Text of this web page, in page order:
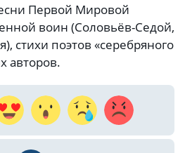
Первой Мировой
воин (Соловьёв-Седой,
стихи поэтов «серебряного
авторов.